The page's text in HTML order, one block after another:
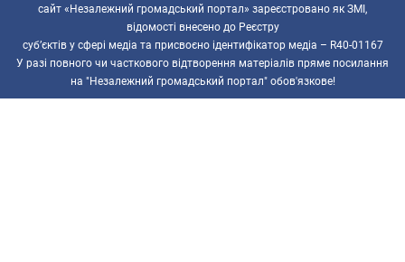
сайт «Незалежний громадський портал» зареєстровано як ЗМІ,
відомості внесено до Реєстру
суб’єктів у сфері медіа та присвоєно ідентифікатор медіа – R40-01167
У разі повного чи часткового відтворення матеріалів пряме посилання
на "Незалежний громадський портал" обов'язкове!